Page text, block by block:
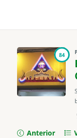
84
Anterior